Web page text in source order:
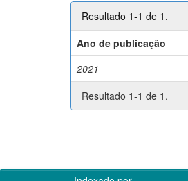
Resultado 1-1 de 1.
Ano de publicação
2021
Resultado 1-1 de 1.